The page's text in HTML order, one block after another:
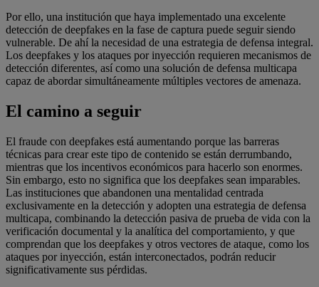
Por ello, una institución que haya implementado una excelente
detección de deepfakes en la fase de captura puede seguir siendo
vulnerable. De ahí la necesidad de una estrategia de defensa integral.
Los deepfakes y los ataques por inyección requieren mecanismos de
detección diferentes, así como una solución de defensa multicapa
capaz de abordar simultáneamente múltiples vectores de amenaza.
El camino a seguir
El fraude con deepfakes está aumentando porque las barreras
técnicas para crear este tipo de contenido se están derrumbando,
mientras que los incentivos económicos para hacerlo son enormes.
Sin embargo, esto no significa que los deepfakes sean imparables.
Las instituciones que abandonen una mentalidad centrada
exclusivamente en la detección y adopten una estrategia de defensa
multicapa, combinando la detección pasiva de prueba de vida con la
verificación documental y la analítica del comportamiento, y que
comprendan que los deepfakes y otros vectores de ataque, como los
ataques por inyección, están interconectados, podrán reducir
significativamente sus pérdidas.